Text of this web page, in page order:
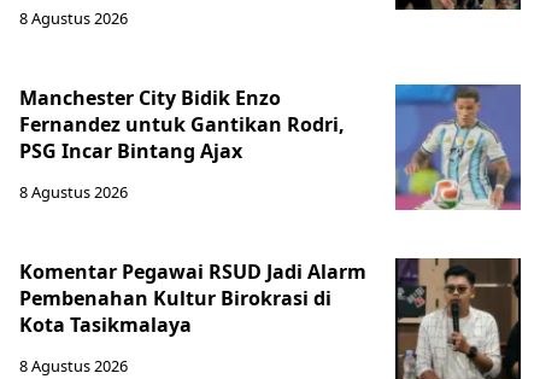
8 Agustus 2026
Manchester City Bidik Enzo
Fernandez untuk Gantikan Rodri,
PSG Incar Bintang Ajax
8 Agustus 2026
Komentar Pegawai RSUD Jadi Alarm
Pembenahan Kultur Birokrasi di
Kota Tasikmalaya
8 Agustus 2026